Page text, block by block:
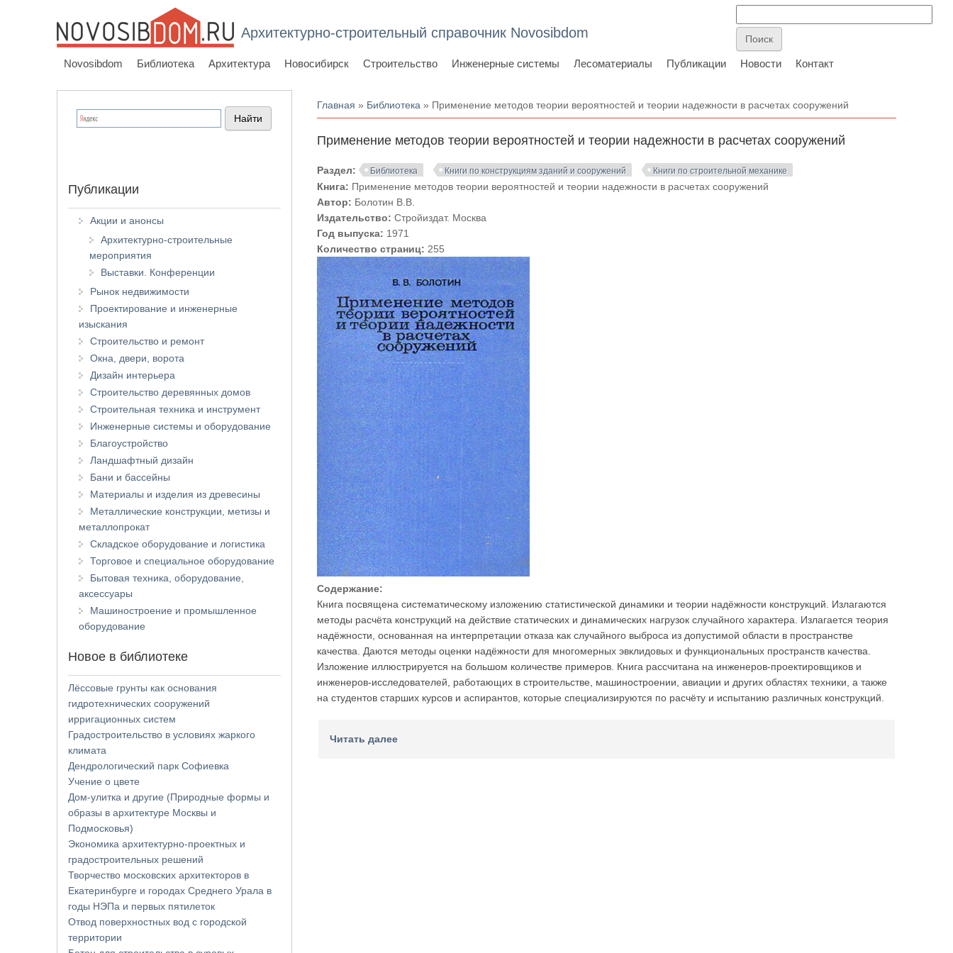
Архитектурно-строительный справочник Novosibdom
Novosibdom Библиотека Архитектура Новосибирск Строительство Инженерные системы Лесоматериалы Публикации Новости Контакт
Вы здесь
Главная » Библиотека » Применение методов теории вероятностей и теории надежности в расчетах сооружений
Применение методов теории вероятностей и теории надежности в расчетах сооружений
Раздел: Библиотека Книги по конструкциям зданий и сооружений Книги по строительной механике
Книга: Применение методов теории вероятностей и теории надежности в расчетах сооружений
Автор: Болотин В.В.
Издательство:Стройиздат. Москва
Год выпуска: 1971
Количество страниц: 255
Содержание:
Книга посвящена систематическому изложению статистической динамики и теории надёжности конструкций. Излагаются
методы расчёта конструкций на действие статических и динамических нагрузок случайного характера. Излагается теория
надёжности, основанная на интерпретации отказа как случайного выброса из допустимой области в пространстве
качества. Даются методы оценки надёжности для многомерных эвклидовых и функциональных пространств качества.
Изложение иллюстрируется на большом количестве примеров. Книга рассчитана на инженеров-проектировщиков и
инженеров-исследователей, работающих в строительстве, машиностроении, авиации и других областях техники, а также
на студентов старших курсов и аспирантов, которые специализируются по расчёту и испытанию различных конструкций.
Читать далее
Публикации
Акции и анонсы
Архитектурно-строительные
мероприятия
Выставки. Конференции
Рынок недвижимости
Проектирование и инженерные
изыскания
Строительство и ремонт
Окна, двери, ворота
Дизайн интерьера
Строительство деревянных домов
Строительная техника и инструмент
Инженерные системы и оборудование
Благоустройство
Ландшафтный дизайн
Бани и бассейны
Материалы и изделия из древесины
Металлические конструкции, метизы и
металлопрокат
Складское оборудование и логистика
Торговое и специальное оборудование
Бытовая техника, оборудование,
аксессуары
Машиностроение и промышленное
оборудование
Новое в библиотеке
Лёссовые грунты как основания
гидротехнических сооружений
ирригационных систем
Градостроительство в условиях жаркого
климата
Дендрологический парк Софиевка
Учение о цвете
Дом-улитка и другие (Природные формы и
образы в архитектуре Москвы и
Подмосковья)
Экономика архитектурно-проектных и
градостроительных решений
Творчество московских архитекторов в
Екатеринбурге и городах Среднего Урала в
годы НЭПа и первых пятилеток
Отвод поверхностных вод с городской
территории